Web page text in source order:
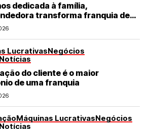
dedicada à família,
transforma franquia de
negócio de destaque no RN
LucrativasNegócios
do cliente é o maior
de uma franquia
Máquinas LucrativasNegócios